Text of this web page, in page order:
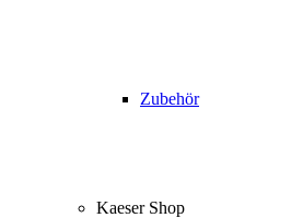
Zubehör
Kaeser Shop